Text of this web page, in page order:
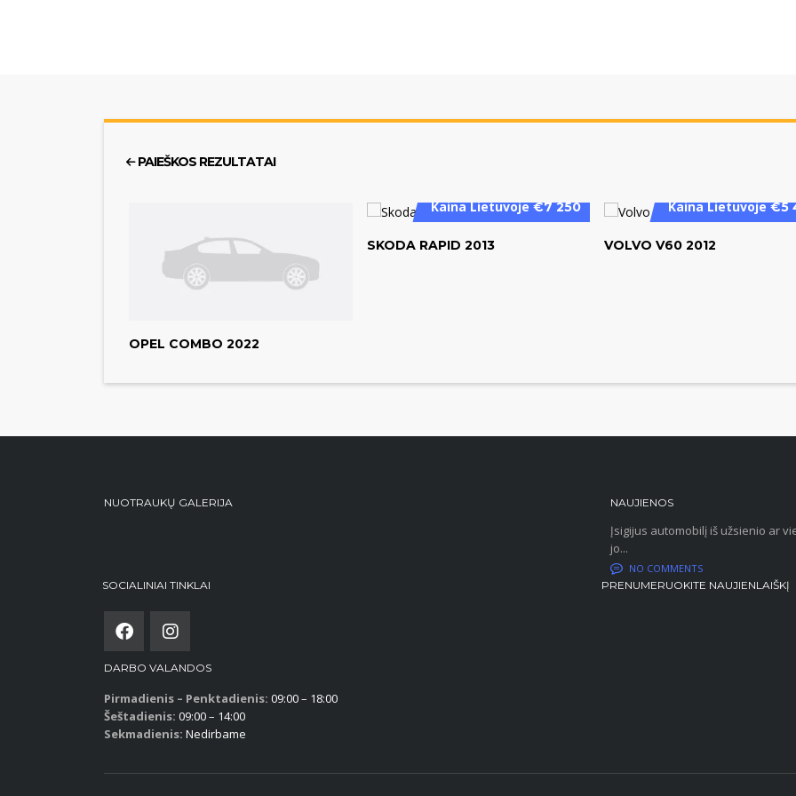
PAIEŠKOS REZULTATAI
OPEL COMBO 2022
Kaina Lietuvoje €7 250
SKODA RAPID 2013
Kaina Lietuvoje €5
VOLVO V60 2012
NUOTRAUKŲ GALERIJA NAUJIENOS
Įsigijus automobilį iš užsienio ar
jo...
NO COMMENTS
SOCIALINIAI TINKLAI
PRENUMERUOKITE NAUJIENLAIŠKĮ
DARBO VALANDOS
Pirmadienis – Penktadienis: 09:00 – 18:00
Šeštadienis: 09:00 – 14:00
Sekmadienis: Nedirbame